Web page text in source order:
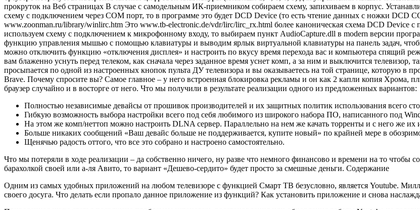
прокруток на Веб страницах В случае с самодельным ИК-приемником собираем схему, запихиваем в корпус.
схему с подключением через COM порт, то в программе это будет DCD Device (то есть чтение данных с ножки DCD
www.zoonman.ru/library/winlirc.htm Это www.tb-electronic.de/vdr/lirc/lirc_rx.html более каноническая схема DCD Device c
используем схему с подключением к микрофонному входу, то выбираем пункт AudioCapture.dll в modern версии
функцию управления мышью с помощью клавиатуры и выводим ярлык виртуальной клавиатуры на панель задач,
можно отключить функцию «отключения дисплея» и настроить по вкусу время перехода вас и компьютера спящий
вам блаженно уснуть перед телеком, как сначала через заданное время уснет комп, а за ним и выключится телевизор,
просыпается по одной из настроенных кнопок пульта ДУ телевизора и вы оказываетесь на той странице, которую в
Brave. Почему спросите вы? Самое главное – у него встроенная блокировка рекламы и он как 2 капли копия Хрома,
браузер случайно и в восторге от него. Что мы получили в результате реализации одного из предложенных вариантов:
Полностью независимые девайсы от прошивок производителей и их защитных политик использования всего
Гибкую возможность выбора настройки всего под себя любимого из широкого набора ПО, написанного под
На этом же комп/неттоп можно настроить DLNA сервер. Параллельно на нем же качать торренты и с него же их
Больше никаких сообщений «Ваш девайс больше не поддерживается, купите новый» по крайней мере в
Щенячью радость оттого, что все это собрано и настроено самостоятельно.
Что мы потеряли в ходе реализации – да собственно ничего, ну разве что немного финансово и времени на то чтобы
барахолкой своей или а-ля Авито, то вариант «Дешево-сердито» будет просто за смешные деньги. Содержание
Одним из самых удобных приложений на любом телевизоре с функцией Смарт ТВ безусловно, является Youtube.
своего досуга. Что делать если пропало данное приложение из функций? Как установить приложение и снова